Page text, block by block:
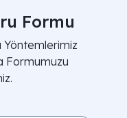
Formu
Yöntemlerimiz
Formumuzu